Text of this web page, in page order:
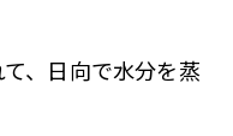
、日向で水分を蒸